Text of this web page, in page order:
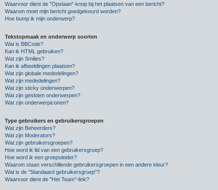
Waarvoor dient de "Opslaan"-knop bij het plaatsen van een bericht?
Waarom moet mijn bericht goedgekeurd worden?
Hoe bump ik mijn onderwerp?
Tekstopmaak en onderwerp soorten
Wat is BBCode?
Kan ik HTML gebruiken?
Wat zijn Smilies?
Kan ik afbeeldingen plaatsen?
Wat zijn globale mededelingen?
Wat zijn mededelingen?
Wat zijn sticky onderwerpen?
Wat zijn gesloten onderwerpen?
Wat zijn onderwerpiconen?
Type gebruikers en gebruikersgroepen
Wat zijn Beheerders?
Wat zijn Moderators?
Wat zijn gebruikersgroepen?
Hoe word ik lid van een gebruikersgroep?
Hoe word ik een groepsleider?
Waarom staan verschillende gebruikersgroepen in een andere kleur?
Wat is de "Standaard gebruikersgroep"?
Waarvoor dient de "Het Team"-link?